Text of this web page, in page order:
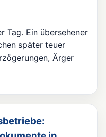
Tag. Ein übersehener
später teuer
Ärger